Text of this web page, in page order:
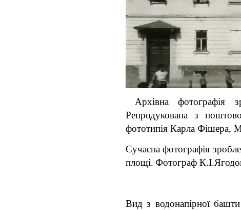
Архівна фотографія
Репродукована з
фототипія Карла Фішера,
Сучасна фотографія
площі. Фотограф
Вид з водонапірної